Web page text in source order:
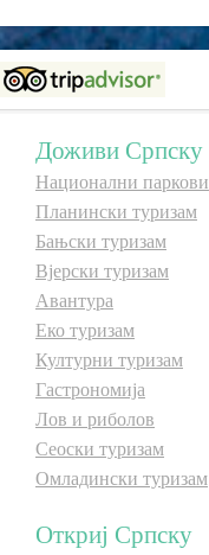
Списак дестинација
Мапа дестинација
Манифестације
Смјештај
Мултимедија
Фото
Видео
Доживи Српску
Национални паркови
Планински туризам
Бањски туризам
Вјерски туризам
Авантура
Еко туризам
Културни туризам
Гастрономија
Лов и риболов
Сеоски туризам
Омладински туризам
Откриј Српску